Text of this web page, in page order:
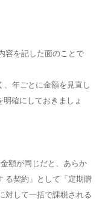
容を記した面のことで
、年ごとに金額を見直し
確にしておきましょ
額が同じだと、あらか
る契約」として「定期贈
対して一括で課税される